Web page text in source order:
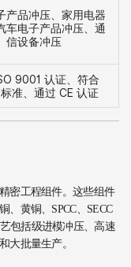
产品冲压、家用电器
车电子产品冲压、通
信设备冲压
9001 认证、符合
准、通过 CE 认证
密工程组件。这些组件
黄铜、SPCC、SECC
包括级进模冲压、高速
大批量生产。